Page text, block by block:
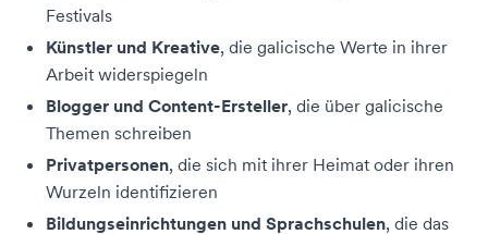
Festivals
Künstler und Kreative, die galicische Werte in ihrer
Arbeit widerspiegeln
Blogger und Content-Ersteller, die über galicische
Themen schreiben
Privatpersonen, die sich mit ihrer Heimat oder ihren
Wurzeln identifizieren
Bildungseinrichtungen und Sprachschulen, die das